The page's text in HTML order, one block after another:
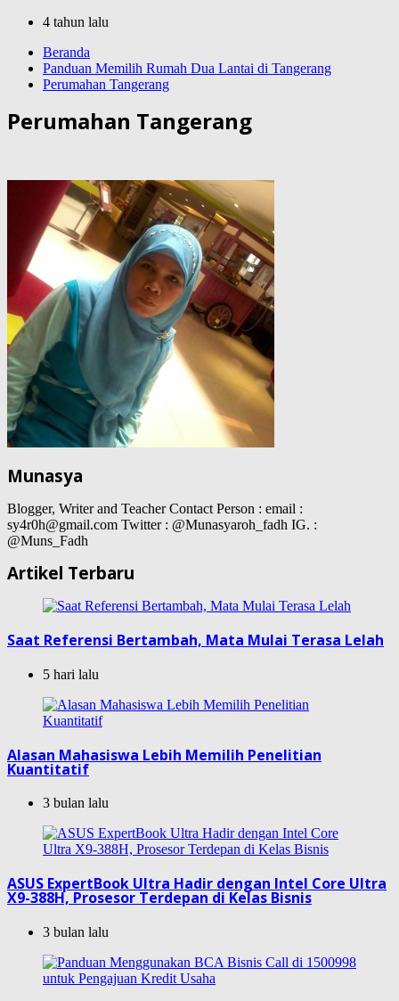
4 tahun lalu
Beranda
Panduan Memilih Rumah Dua Lantai di Tangerang
Perumahan Tangerang
Perumahan Tangerang
Munasya
Blogger, Writer and Teacher Contact Person : email :
sy4r0h@gmail.com Twitter : @Munasyaroh_fadh IG. :
@Muns_Fadh
Artikel Terbaru
Saat Referensi Bertambah, Mata Mulai Terasa Lelah
5 hari lalu
Alasan Mahasiswa Lebih Memilih Penelitian
Kuantitatif
3 bulan lalu
ASUS ExpertBook Ultra Hadir dengan Intel Core Ultra
X9-388H, Prosesor Terdepan di Kelas Bisnis
3 bulan lalu